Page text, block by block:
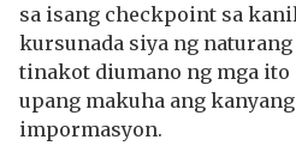
sa isang checkpoint sa
kursunada siya ng
tinakot diumano ng mga ito
upang makuha ang
impormasyon.